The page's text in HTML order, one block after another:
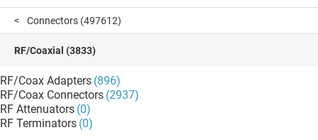
Connectors (497612)
RF/Coaxial (3833)
RF/Coax Adapters (896)
RF/Coax Connectors (2937)
RF Attenuators (0)
RF Terminators (0)